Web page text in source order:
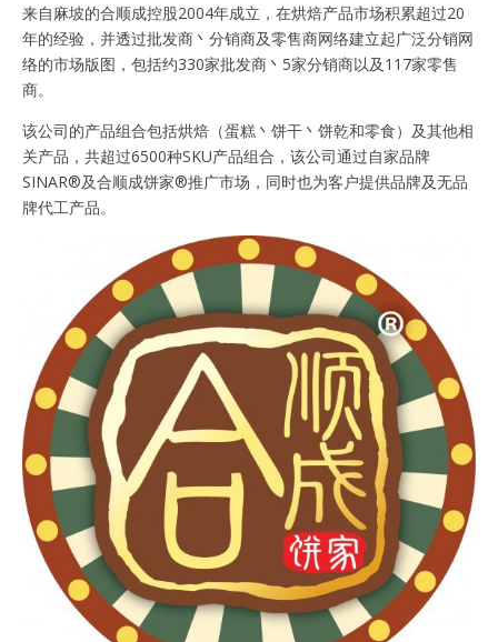
来自麻坡的合顺成控股2004年成立，在烘焙产品市场积累超过20
年的经验，并透过批发商丶分销商及零售商网络建立起广泛分销网
络的市场版图，包括约330家批发商丶5家分销商以及117家零售
商。
该公司的产品组合包括烘焙（蛋糕丶饼干丶饼乾和零食）及其他相
关产品，共超过6500种SKU产品组合，该公司通过自家品牌
SINAR®及合顺成饼家®推广市场，同时也为客户提供品牌及无品
牌代工产品。